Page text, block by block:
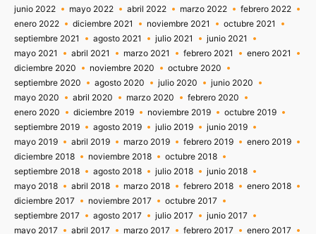
junio 2022
mayo 2022 abril 2022 marzo 2022
febrero 2022
enero 2022
diciembre 2021 noviembre 2021
octubre 2021
septiembre 2021
agosto 2021 julio 2021
junio 2021
mayo 2021
abril 2021 marzo 2021 febrero 2021
enero 2021
diciembre 2020
noviembre 2020
octubre 2020
septiembre 2020
agosto 2020 julio 2020
junio 2020
mayo 2020
abril 2020 marzo 2020
febrero 2020
enero 2020
diciembre 2019 noviembre 2019
octubre 2019
septiembre 2019
agosto 2019 julio 2019
junio 2019
mayo 2019
abril 2019 marzo 2019 febrero 2019
enero 2019
diciembre 2018
noviembre 2018
octubre 2018
septiembre 2018
agosto 2018 julio 2018
junio 2018
mayo 2018
abril 2018 marzo 2018 febrero 2018
enero 2018
diciembre 2017
noviembre 2017
octubre 2017
septiembre 2017
agosto 2017 julio 2017
junio 2017
mayo 2017
abril 2017 marzo 2017 febrero 2017 enero 2017